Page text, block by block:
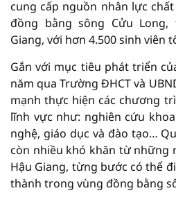
cung cấp nguồn nhân lực
đồng bằng sông Cửu
Giang, với hơn 4.500 sinh viên
Gắn với mục tiêu phát triển
năm qua Trường ĐHCT và
mạnh thực hiện các chương
lĩnh vực như: nghiên cứu
nghệ, giáo dục và đào tạo…
còn nhiều khó khăn từ những
Hậu Giang, từng bước có thể
thành trong vùng đồng bằng